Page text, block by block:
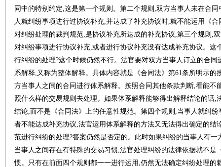
同中的特别约定,这是第一个规则。第二个规则,双方当事人未在合
人就纠纷事项进行过协议补充,并达成了补充协议时,就不能运用《
对纠纷处理的裁判规范,是协议补充所达成的补充协议,第三个规则,
对纠纷事项进行协议补充,或者进行协议补充没有达成补充协议。这
行纠纷的处理?这个时候仍然不行。法官要对双方当事人订立的合
系解释,又称为整体解释。具体内容就是《合同法》第61条所明示
方当事人之间的合同进行体系解释。按照合同其他条款判断,看能
照什么样的交易规则去处理。如果体系解释能够得出解释结论的话
结论,而不是《合同法》上的任意性规范。第四个规则,当事人就纠
者不能达成补充协议,法官运用体系解释的方法又无法得出确定的
范进行纠纷的处理?答案仍然是否定的。此时如果纠纷的当事人有
当事人之间存在有特殊的交易习惯,法官处理纠纷的法律依据就不
惯。只有在前面四个规则都一一进行运用,仍然无法确定纠纷处理